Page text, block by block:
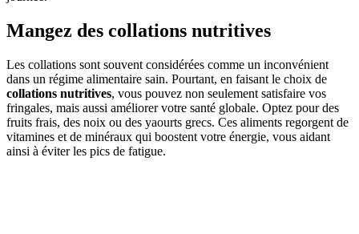
Mangez des collations nutritives
Les collations sont souvent considérées comme un inconvénient
dans un régime alimentaire sain. Pourtant, en faisant le choix de
collations nutritives, vous pouvez non seulement satisfaire vos
fringales, mais aussi améliorer votre santé globale. Optez pour des
fruits frais, des noix ou des yaourts grecs. Ces aliments regorgent de
vitamines et de minéraux qui boostent votre énergie, vous aidant
ainsi à éviter les pics de fatigue.